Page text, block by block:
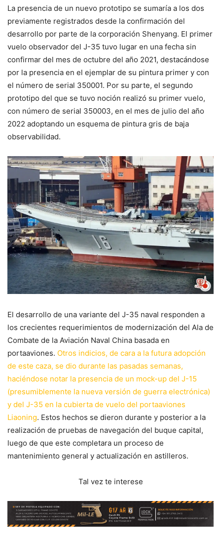
La presencia de un nuevo prototipo se sumaría a los dos
previamente registrados desde la confirmación del
desarrollo por parte de la corporación Shenyang. El primer
vuelo observador del J-35 tuvo lugar en una fecha sin
confirmar del mes de octubre del año 2021, destacándose
por la presencia en el ejemplar de su pintura primer y con
el número de serial 350001. Por su parte, el segundo
prototipo del que se tuvo noción realizó su primer vuelo,
con número de serial 350003, en el mes de julio del año
2022 adoptando un esquema de pintura gris de baja
observabilidad.
El desarrollo de una variante del J-35 naval responden a
los crecientes requerimientos de modernización del Ala de
Combate de la Aviación Naval China basada en
portaaviones. Otros indicios, de cara a la futura adopción
de este caza, se dio durante las pasadas semanas,
haciéndose notar la presencia de un mock-up del J-15
(presumiblemente la nueva versión de guerra electrónica)
y del J-35 en la cubierta de vuelo del portaaviones
Liaoning. Estos hechos se dieron durante y posterior a la
realización de pruebas de navegación del buque capital,
luego de que este completara un proceso de
mantenimiento general y actualización en astilleros.
Tal vez te interese